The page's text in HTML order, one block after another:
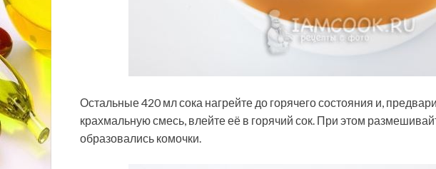
Остальные 420 мл сока нагрейте до горячего состояния и,
крахмальную смесь, влейте её в горячий сок. При этом
образовались комочки.